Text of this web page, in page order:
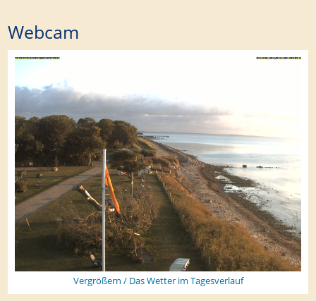
Webcam
Vergrößern / Das Wetter im Tagesverlauf